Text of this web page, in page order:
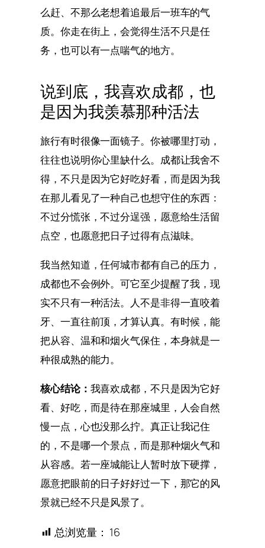
么赶、不那么老想着追最后一班车的气
质。你走在街上，会觉得生活不只是任
务，也可以有一点喘气的地方。
说到底，我喜欢成都，也
是因为我羡慕那种活法
旅行有时很像一面镜子。你被哪里打动，
往往也说明你心里缺什么。成都让我舍不
得，不只是因为它好吃好看，而是因为我
在那儿看见了一种自己也想守住的东西：
不过分慌张，不过分逞强，愿意给生活留
点空，也愿意把日子过得有点滋味。
我当然知道，任何城市都有自己的压力，
成都也不会例外。可它至少提醒了我，现
实不只有一种活法。人不是非得一直咬着
牙、一直往前顶，才算认真。有时候，能
把从容、温和和烟火气保住，本身就是一
种很成熟的能力。
核心结论： 我喜欢成都，不只是因为它好
看、好吃，而是待在那座城里，人会自然
慢一点，心也没那么拧。真正让我记住
的，不是哪一个景点，而是那种烟火气和
从容感。若一座城能让人暂时放下硬撑，
愿意把眼前的日子好好过一下，那它的风
景就已经不只是风景了。
总浏览量： 16